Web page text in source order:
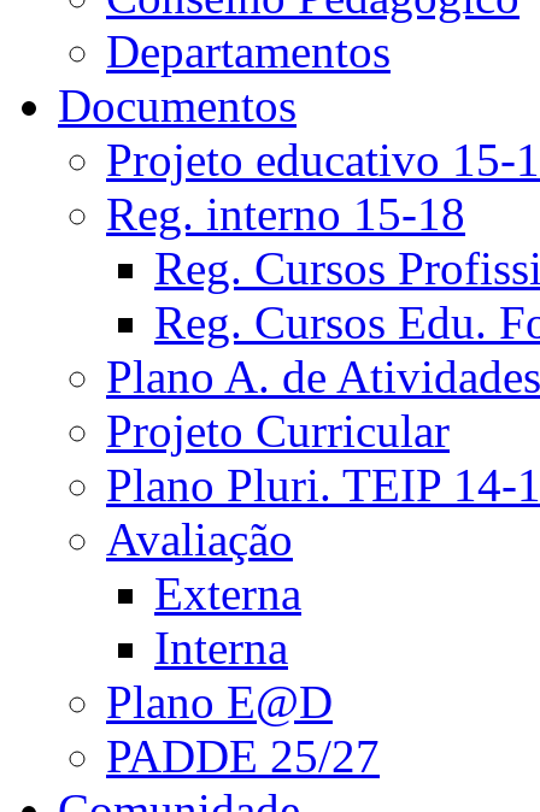
Departamentos
Documentos
Projeto educativo 15-
Reg. interno 15-18
Reg. Cursos
Reg. Cursos Edu.
Plano A. de Atividades
Projeto Curricular
Plano Pluri. TEIP 14-
Avaliação
Externa
Interna
Plano E@D
PADDE 25/27